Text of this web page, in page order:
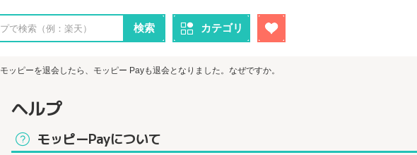
検索 カテゴリ
モッピーを退会したら、モッピー Payも退会となりました。なぜですか。
ヘルプ
モッピーPayについて